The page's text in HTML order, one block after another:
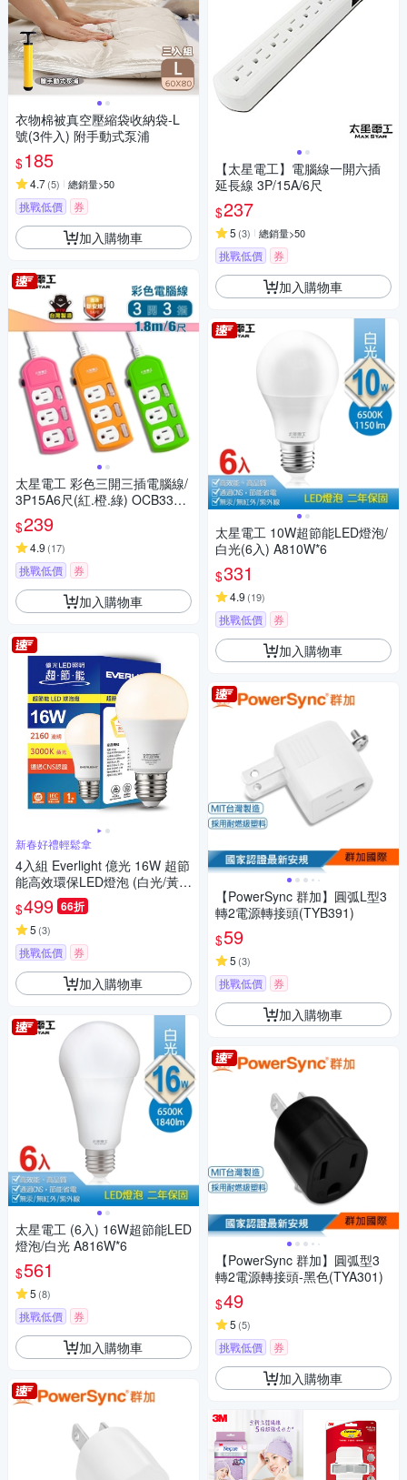
衣物棉被真空壓縮袋收納袋-L
號(3件入) 附手動式泵浦
$185
4.7(5) 總銷量>50
挑戰低價 券
加入購物車
太星電工 彩色三開三插電腦線/
3P15A6尺(紅.橙.綠) OCB3330
$239
4.9 (17)
挑戰低價 券
加入購物車
新春好禮輕鬆拿
4入組 Everlight 億光 16W 超節
能高效環保LED燈泡 (白光/黃
光/自然光)
$499 66折
5 (3)
挑戰低價 券
加入購物車
太星電工 (6入) 16W超節能LED
燈泡/白光 A816W*6
$561
5 (8)
挑戰低價 券
加入購物車
【太星電工】電腦線一開六插
延長線 3P/15A/6尺
$237
5 (3) 總銷量>50
挑戰低價 券
加入購物車
太星電工 10W超節能LED燈泡/
白光(6入) A810W*6
$331
4.9 (19)
挑戰低價 券
加入購物車
【PowerSync 群加】圓弧L型3
轉2電源轉接頭(TYB391)
$59
5 (3)
挑戰低價 券
加入購物車
【PowerSync 群加】圓弧型3
轉2電源轉接頭-黑色(TYA301)
$49
5 (5)
挑戰低價 券
加入購物車